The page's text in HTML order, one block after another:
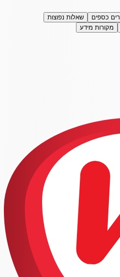
כספים
שאלות נפוצות
מקורות מידע